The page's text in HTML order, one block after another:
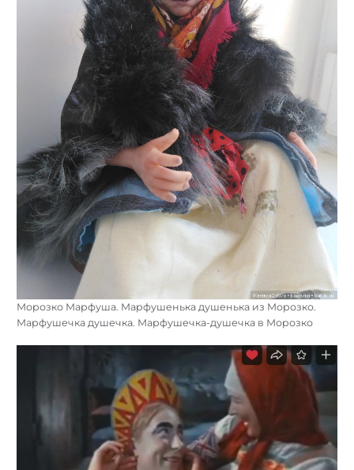
Морозко Марфуша. Марфушенька душенька из Морозко.
Марфушечка душечка. Марфушечка-душечка в Морозко